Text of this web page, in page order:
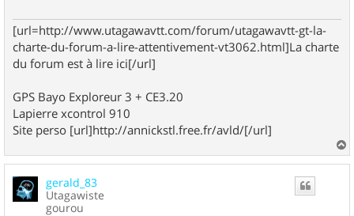
[url=http://www.utagawavtt.com/forum/utagawavtt-gt-la-
charte-du-forum-a-lire-attentivement-vt3062.html]La charte
du forum est à lire ici[/url]
GPS Bayo Exploreur 3 + CE3.20
Lapierre xcontrol 910
Site perso [url]http://annickstl.free.fr/avld/[/url]
a
gerald_83
Utagawiste
gourou